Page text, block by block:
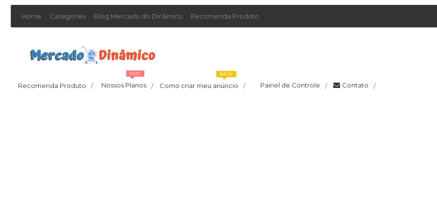
Home Categories Blog Mercado do Dinâmico Recomenda Produto
Recomenda Produto / Nossos Planos /
HOT
Como criar meu anúncio /
NEW
Painel de Controle / Contato /